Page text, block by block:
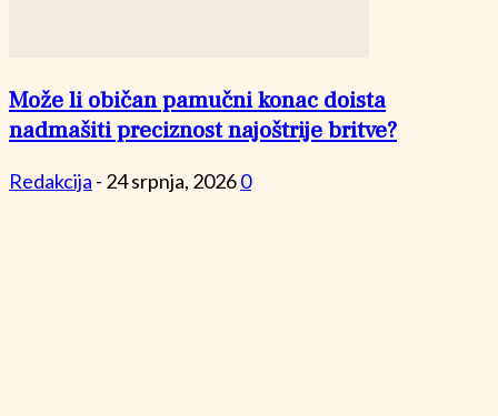
Može li običan pamučni konac doista
nadmašiti preciznost najoštrije britve?
Redakcija - 24 srpnja, 20260